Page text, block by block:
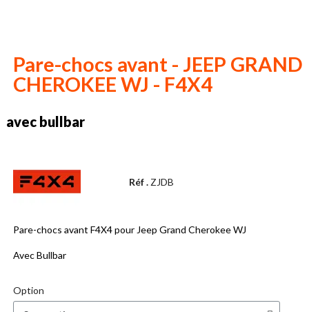
Pare-chocs avant - JEEP GRAND
CHEROKEE WJ - F4X4
avec bullbar
Réf . ZJDB
Pare-chocs avant F4X4 pour Jeep Grand Cherokee WJ
Avec Bullbar
Option